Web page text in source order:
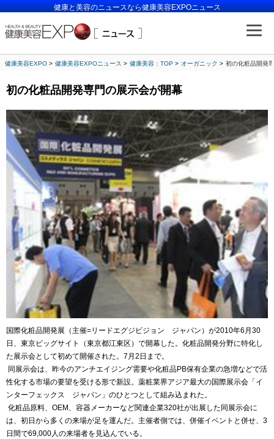
健康と美容のニュースなら健康美容EXPOニュース
健康美容EXPO 健康美容EXPOニュース 健康美容：TOP オーガニック 初の化粧品開発
初の化粧品開発専門の展示会が開幕
国際化粧品開発展（主催=リードエグジビジョン ジャパン）が2010年6 月 30
日、東京ビッグサイト（東京都江東区）で開幕した。化粧品開発分野に特化し
た展示会として初めて開催された。 7 月 2 日まで。
同展示会は、昨今のアンチエイジング需要や化粧品PB保有企業の急増などで活
性化する市場の要望を受ける形で新設。薬粧業界アジア最大の国際展示会「イ
ンターフェックス ジャパン」のひとつとして組み込まれた。
化粧品原料、 OEM 、容器メーカーなど関連企業320社が出展した同展示会に
は、初日から多くの来場が足を運んだ。主催者側では、併催イベントと併せ、 3
日間で69,000人の来場者を見込んでいる。